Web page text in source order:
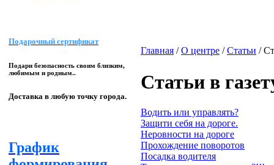
Подарочный сертификат
Подари безопасность своим близким,
любимым и родным..
Доставка в любую точку города.
График
Главная /О центре /Статьи /
Статьи в
Водить или управлять?
Защити себя на дороге.
Неровности на дороге
Прохождение поворотов
Посадка водителя